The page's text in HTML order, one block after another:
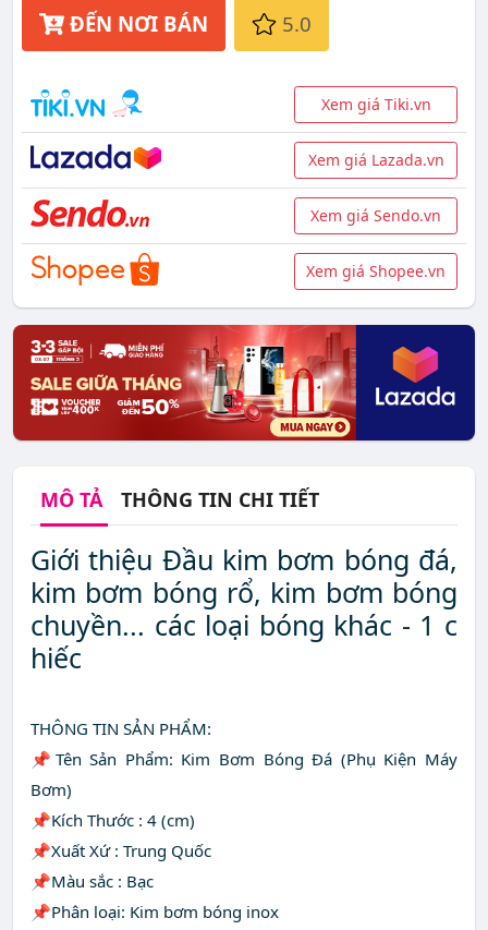
ĐẾN NƠI BÁN 5.0
Xem giá Tiki.vn
Xem giá Lazada.vn
Xem giá Sendo.vn
Xem giá Shopee.vn
MÔ TẢ THÔNG TIN CHI TIẾT
Giới thiệu Đầu kim bơm bóng đá,
kim bơm bóng rổ, kim bơm bóng
chuyền... các loại bóng khác - 1 c
hiếc
THÔNG TIN SẢN PHẨM:
📌Tên Sản Phẩm: Kim Bơm Bóng Đá (Phụ Kiện Máy
Bơm)
📌Kích Thước : 4 (cm)
📌Xuất Xứ : Trung Quốc
📌Màu sắc : Bạc
📌Phân loại: Kim bơm bóng inox